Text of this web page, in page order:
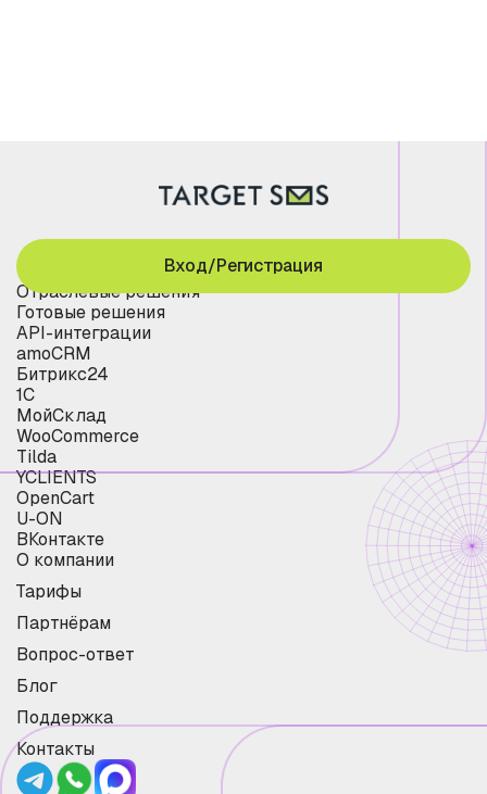
Отраслевые решения
Готовые решения
API-интеграции
amoCRM
Битрикс24
1С
МойСклад
WooCommerce
Tilda
YCLIENTS
OpenCart
U-ON
ВКонтакте
О компании
Тарифы
Партнёрам
Вопрос-ответ
Блог
Поддержка
Контакты
Вход/Регистрация